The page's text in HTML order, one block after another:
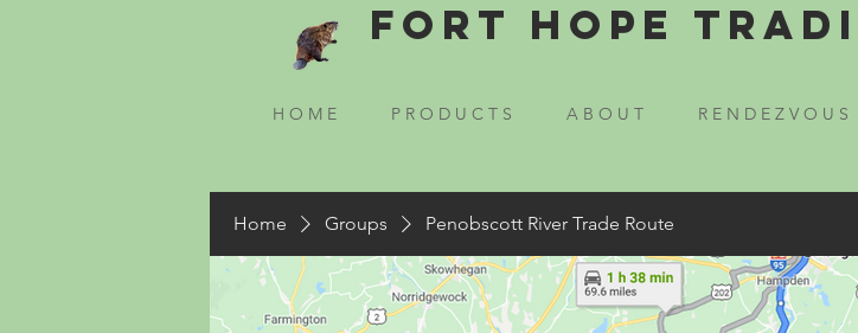
Fort Hope
H O M E P R O D U C T S A B O U T R E N D E Z V O U S
Home Groups Penobscott River Trade Route